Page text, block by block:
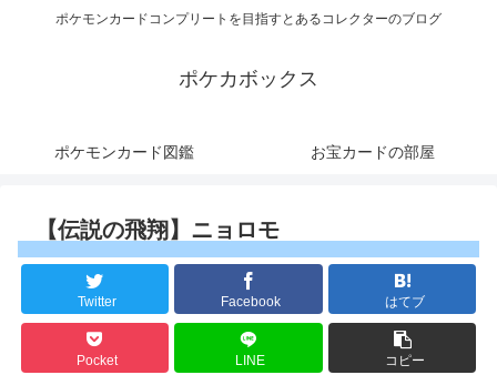
ポケモンカードコンプリートを目指すとあるコレクターのブログ
ポケカボックス
ポケモンカード図鑑 お宝カードの部屋
【伝説の飛翔】ニョロモ
Twitter Facebook はてブ
Pocket LINE コピー